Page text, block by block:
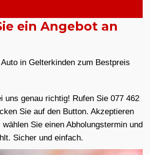
ein Angebot an
in Gelterkinden zum Bestpreis
uns genau richtig! Rufen Sie 077 462
Sie auf den Button. Akzeptieren
wählen Sie einen Abholungstermin und
Sicher und einfach.